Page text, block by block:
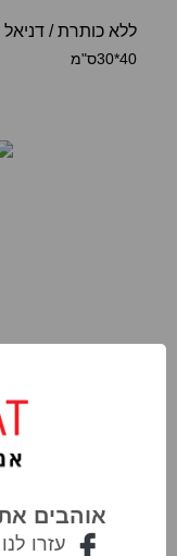
ללא כותרת/ דניאל
40*30ס"מ
אוהבים
עזרו